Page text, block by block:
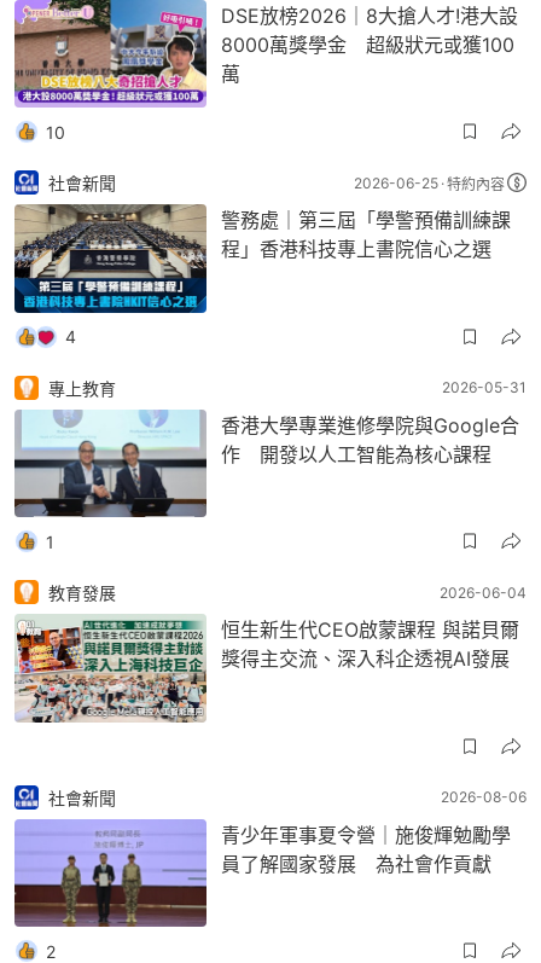
DSE放榜2026｜8大搶人才!港大設
8000萬獎學金 超級狀元或獲100
萬
10
社會新聞 2026-06-25 特約內容
警務處｜第三屆「學警預備訓練課
程」香港科技專上書院信心之選
4
專上教育 2026-05-31
香港大學專業進修學院與Google合
作 開發以人工智能為核心課程
1
教育發展 2026-06-04
恒生新生代CEO啟蒙課程 與諾貝爾
獎得主交流、深入科企透視AI發展
社會新聞 2026-08-06
青少年軍事夏令營｜施俊輝勉勵學
員了解國家發展 為社會作貢獻
2